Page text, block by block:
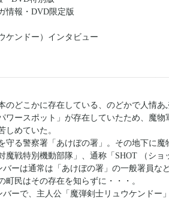
情報・DVD限定版
ケンドー）インタビュー
のどこかに存在している、のどかで人情
ワースポット」が存在していたため、魔
しめていた。
守る警察署「あけぼの署」。その地下に
魔戦特別機動部隊」、通称「SHOT （ショ
バーは通常は「あけぼの署」の一般署員
町民はその存在を知らずに・・・。
バーで、主人公「魔弾剣士リュウケンド